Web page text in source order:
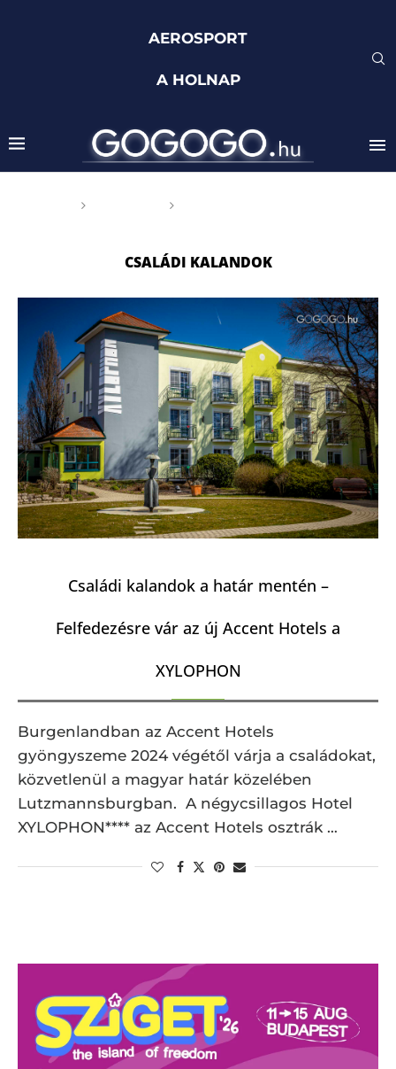
AEROSPORT
A HOLNAP
CSALÁDI KALANDOK
Családi kalandok a határ mentén –
Felfedezésre vár az új Accent Hotels a
XYLOPHON
Burgenlandban az Accent Hotels
gyöngyszeme 2024 végétől várja a családokat,
közvetlenül a magyar határ közelében
Lutzmannsburgban. A négycsillagos Hotel
XYLOPHON**** az Accent Hotels osztrák …